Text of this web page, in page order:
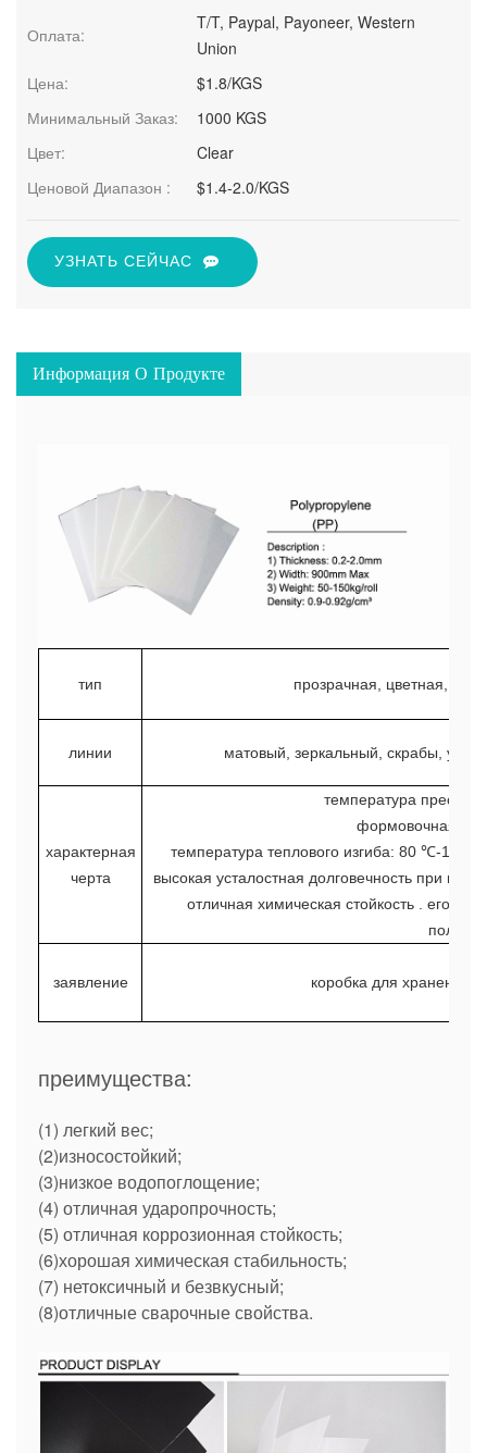
Оплата:
T/T, Paypal, Payoneer, Western
Union
Цена:
$1.8/KGS
Минимальный Заказ:
1000 KGS
Цвет:
Clear
Ценовой Диапазон :
$1.4-2.0/KGS
УЗНАТЬ СЕЙЧАС
Информация О Продукте
тип прозрачная, цветная,
линии матовый, зеркальный, скрабы, узор
характерная
черта
температура
формовочная
температура теплового изгиба: 80 ℃-100
высокая усталостная долговечность при
отличная химическая стойкость . его
заявление коробка для хранения,
преимущества:
(1) легкий вес;
(2)износостойкий;
(3)низкое водопоглощение;
(4) отличная ударопрочность;
(5) отличная коррозионная стойкость;
(6)хорошая химическая стабильность;
(7) нетоксичный и безвкусный;
(8)отличные сварочные свойства.